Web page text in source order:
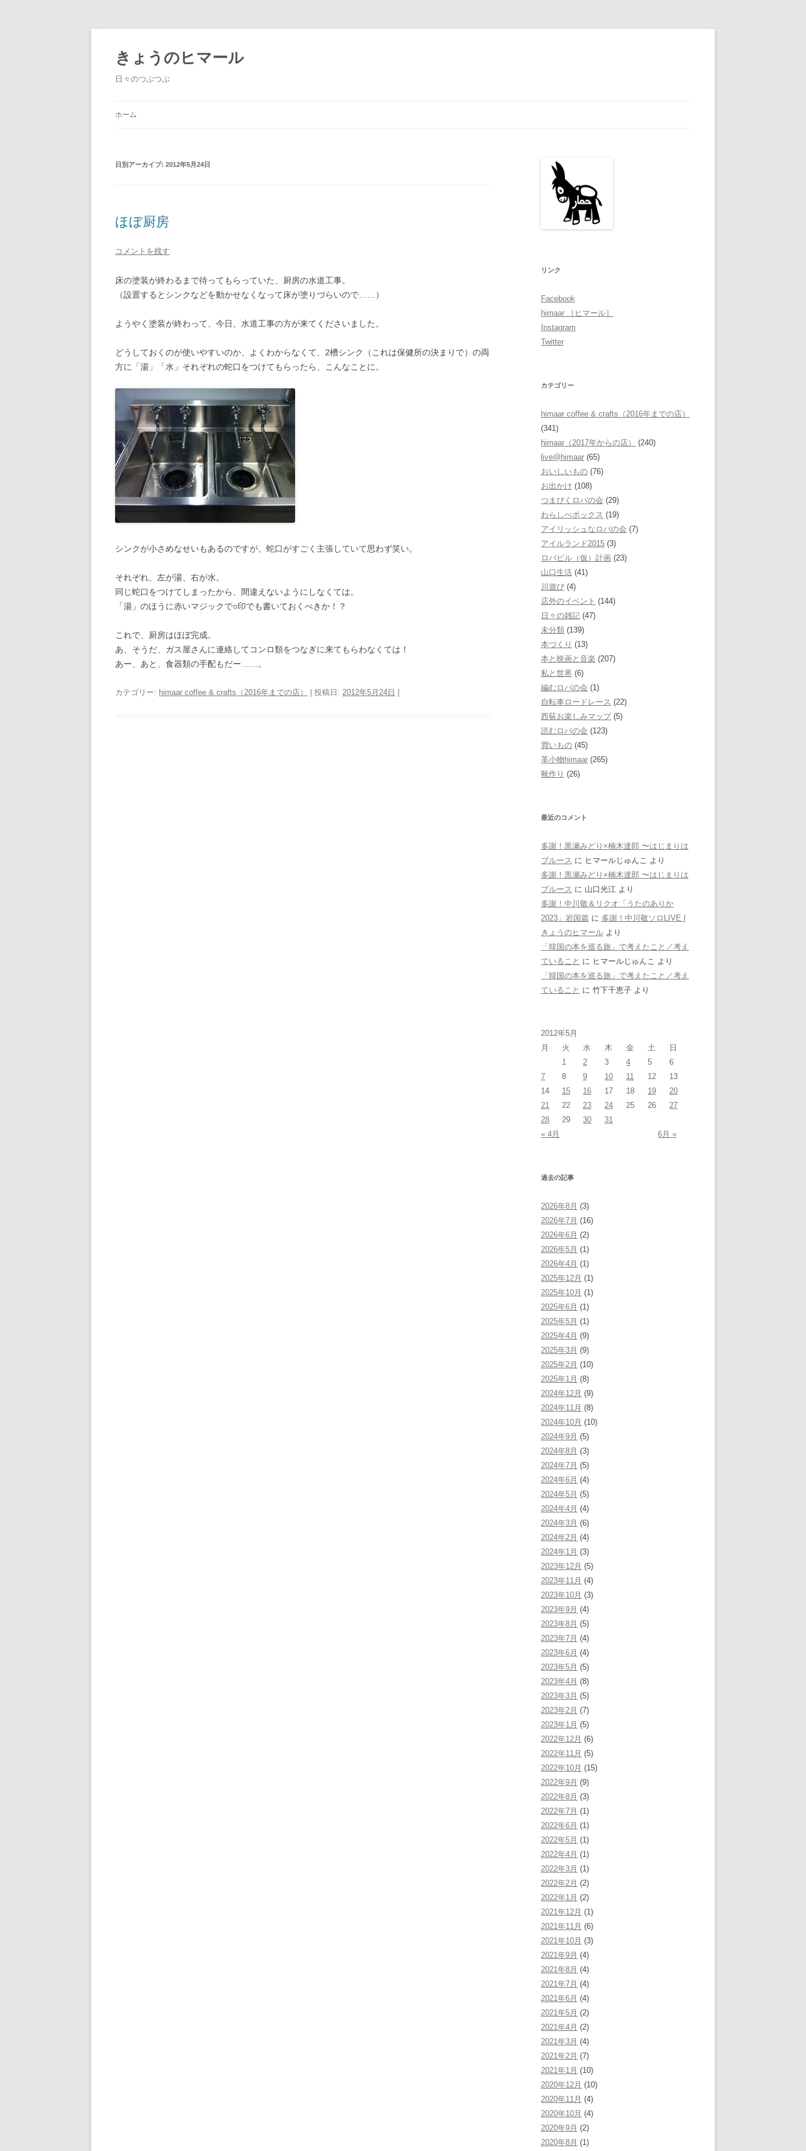
きょうのヒマール
日々のつぶつぶ
ホーム
日別アーカイブ: 2012年5月24日
ほぼ厨房
コメントを残す
床の塗装が終わるまで待ってもらっていた、厨房の水道工事。
（設置するとシンクなどを動かせなくなって床が塗りづらいので……）
ようやく塗装が終わって、今日、水道工事の方が来てくださいました。
どうしておくのが使いやすいのか、よくわからなくて、2槽シンク（これは保健所の決まりで）の両
方に「湯」「水」それぞれの蛇口をつけてもらったら、こんなことに。
シンクが小さめなせいもあるのですが、蛇口がすごく主張していて思わず笑い。
それぞれ、左が湯、右が水。
同じ蛇口をつけてしまったから、間違えないようにしなくては。
「湯」のほうに赤いマジックで○印でも書いておくべきか！？
これで、厨房はほぼ完成。
あ、そうだ、ガス屋さんに連絡してコンロ類をつなぎに来てもらわなくては！
あー、あと、食器類の手配もだー……。
カテゴリー: himaar coffee & crafts（2016年までの店） | 投稿日: 2012年5月24日
リンク
Facebook
himaar ［ヒマール］
Instagram
Twitter
カテゴリー
himaar coffee & crafts（2016年までの店）
(341)
himaar（2017年からの店）
(240)
live@himaar (65)
おいしいもの (76)
お出かけ (108)
つまびくロバの会 (29)
わらしべボックス (19)
アイリッシュなロバの会 (7)
アイルランド2015 (3)
ロバビル（仮）計画 (23)
山口生活 (41)
川遊び (4)
店外のイベント (144)
日々の雑記 (47)
未分類 (139)
本づくり (13)
本と映画と音楽 (207)
私と世界 (6)
編むロバの会 (1)
自転車ロードレース (22)
西荻お楽しみマップ(5)
読むロバの会 (123)
買いもの (45)
革小物himaar (265)
靴作り (26)
最近のコメント
多謝！黒瀬みどり×楠木達郎 〜はじまりは
ブルース に ヒマールじゅんこ より
多謝！黒瀬みどり×楠木達郎 〜はじまりは
ブルース に 山口光江 より
多謝！中川敬＆リクオ「うたのありか
2023」岩国篇 に 多謝！中川敬ソロLIVE |
きょうのヒマール より
「韓国の本を巡る旅」で考えたこと／考え
ていること に ヒマールじゅんこ より
「韓国の本を巡る旅」で考えたこと／考え
ていること に 竹下千恵子 より
2012年5月
月
火 水 木 金 土
日
1
2 3 4 5
6
7
8 9 10 11 12
13
14
15 16 17 18 19
20
21
22 23 24 25 26
27
28
29 30
31
« 4月
6月 »
過去の記事
2026年8月 (3)
2026年7月 (16)
2026年6月 (2)
2026年5月 (1)
2026年4月 (1)
2025年12月 (1)
2025年10月 (1)
2025年6月 (1)
2025年5月 (1)
2025年4月 (9)
2025年3月 (9)
2025年2月 (10)
2025年1月 (8)
2024年12月 (9)
2024年11月 (8)
2024年10月 (10)
2024年9月 (5)
2024年8月 (3)
2024年7月 (5)
2024年6月 (4)
2024年5月 (5)
2024年4月 (4)
2024年3月 (6)
2024年2月 (4)
2024年1月 (3)
2023年12月 (5)
2023年11月 (4)
2023年10月 (3)
2023年9月 (4)
2023年8月 (5)
2023年7月 (4)
2023年6月 (4)
2023年5月 (5)
2023年4月 (8)
2023年3月 (5)
2023年2月 (7)
2023年1月 (5)
2022年12月 (6)
2022年11月 (5)
2022年10月 (15)
2022年9月 (9)
2022年8月 (3)
2022年7月 (1)
2022年6月 (1)
2022年5月 (1)
2022年4月 (1)
2022年3月 (1)
2022年2月 (2)
2022年1月 (2)
2021年12月 (1)
2021年11月 (6)
2021年10月 (3)
2021年9月 (4)
2021年8月 (4)
2021年7月 (4)
2021年6月 (4)
2021年5月 (2)
2021年4月 (2)
2021年3月 (4)
2021年2月 (7)
2021年1月 (10)
2020年12月 (10)
2020年11月 (4)
2020年10月 (4)
2020年9月 (2)
2020年8月 (1)